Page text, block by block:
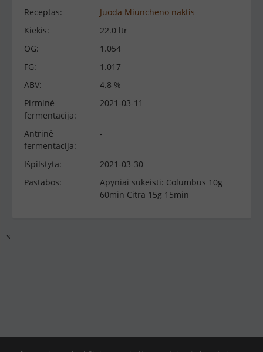
Receptas:
Juoda Miuncheno naktis
Kiekis:
22.0 ltr
OG:
1.054
FG:
1.017
ABV:
4.8 %
Pirminė
fermentacija:
2021-03-11
Antrinė
fermentacija:
-
Išpilstyta:
2021-03-30
Pastabos:
Apyniai sukeisti: Columbus 10g
60min Citra 15g 15min
s